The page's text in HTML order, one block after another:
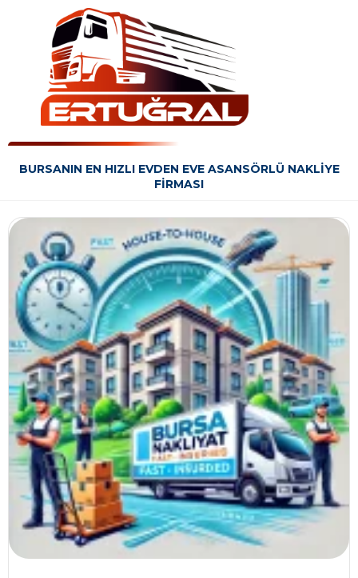
BURSANIN EN HIZLI EVDEN EVE ASANSÖRLÜ NAKLIYE
FIRMASI